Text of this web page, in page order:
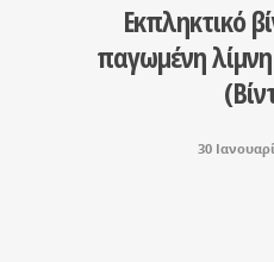
Εκπληκτικό
παγωμένη
30